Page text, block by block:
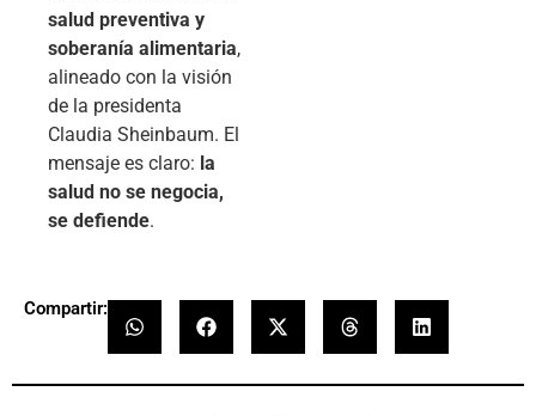
salud preventiva y
soberanía alimentaria,
alineado con la visión
de la presidenta
Claudia Sheinbaum. El
mensaje es claro: la
salud no se negocia,
se defiende.
Compartir: